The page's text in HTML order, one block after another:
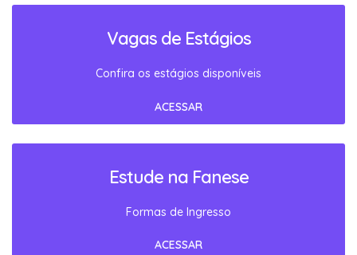
Vagas de Estágios
Confira os estágios disponíveis
ACESSAR
Estude na Fanese
Formas de Ingresso
ACESSAR